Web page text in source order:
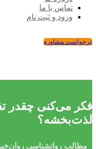
تماس با ما
ورود و ثبت نام
درخواست مشاوره
فکر می‌کنی چقدر
لذت‌بخشه؟
مطالب روانشناسی روان‌خبر